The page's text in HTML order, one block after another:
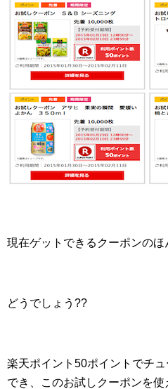
現在ゲットできるクーポンのほ
どうでしょう??
楽天ポイント50ポイントでチ
でき、このお試しクーポンを